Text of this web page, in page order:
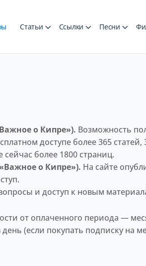
Статьи Ссылки Песни
о Кипре»). Возможность
доступе более 365
более 1800 страниц.
о Кипре»). На сайте
и доступ к новым
от оплаченного периода —
(если покупать подписку на